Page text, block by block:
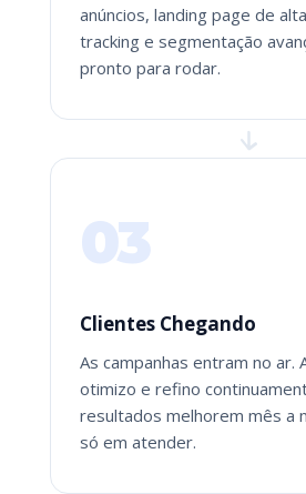
anúncios, landing page de
tracking e segmentação
pronto para rodar.
03
Clientes Chegando
As campanhas entram no ar.
otimizo e refino
resultados melhorem mês a
só em atender.